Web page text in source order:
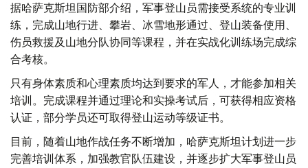
据哈萨克斯坦国防部介绍，军事登山员需接受系统的专业训
练，完成山地行进、攀岩、冰雪地形通过、登山装备使用、
伤员救援及山地分队协同等课程，并在实战化训练场完成综
合考核。
只有身体素质和心理素质均达到要求的军人，才能参加相关
培训。完成课程并通过理论和实操考试后，可获得相应资格
认证，部分学员还可取得登山运动等级证书。
目前，随着山地作战任务不断增加，哈萨克斯坦计划进一步
完善培训体系，加强教官队伍建设，并逐步扩大军事登山员